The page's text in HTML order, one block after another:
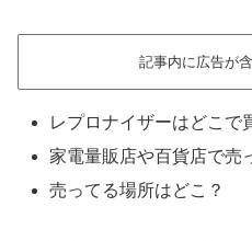
記事内に広告が
レプロナイザーはどこで
家電量販店や百貨店で売
売ってる場所はどこ？